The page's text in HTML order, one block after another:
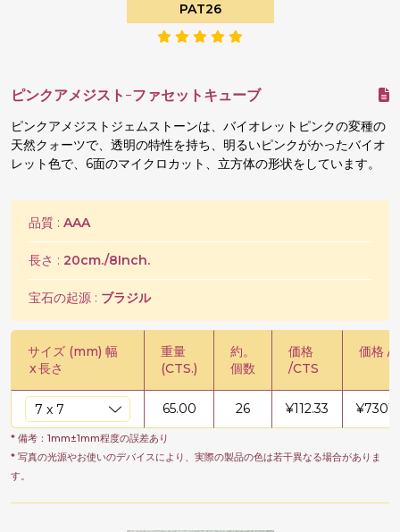
PAT26
ピンクアメジスト-ファセットキューブ
ピンクアメジストジェムストーンは、バイオレットピンクの変種の
天然クォーツで、透明の特性を持ち、明るいピンクがかったバイオ
レット色で、6面のマイクロカット、立方体の形状をしています。
品質 : AAA
長さ : 20cm./8Inch.
宝石の起源 : ブラジル
サイズ (mm) 幅
x長さ
重量
(CTS.)
約。
個数
価格
/CTS
価格 /
65.00 26 ¥112.33 ¥
* 備考：1mm±1mm程度の誤差あり
* 写真の光源やお使いのデバイスにより、実際の製品の色は若干異なる場合がありま
す。